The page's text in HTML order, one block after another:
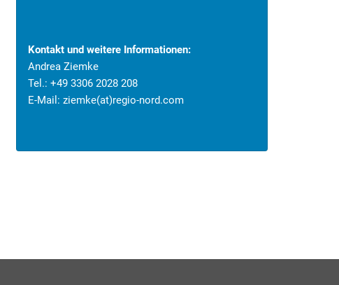
Kontakt und weitere Informationen:
Andrea Ziemke
Tel.: +49 3306 2028 208
E-Mail: ziemke(at)regio-nord.com